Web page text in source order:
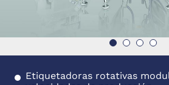
Etiquetadoras rotativas